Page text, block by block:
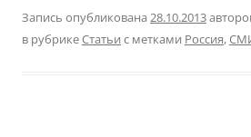
Запись опубликована 28.10.2013
в рубрикеСтатьи с метками Россия,